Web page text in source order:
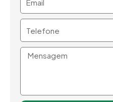
Mensagem